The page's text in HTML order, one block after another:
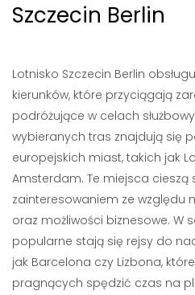
Szczecin Berlin
Lotnisko Szczecin Berlin
kierunków, które przyciągają
podróżujące w celach
wybieranych tras znajdują się
europejskich miast, takich jak
Amsterdam. Te miejsca cieszą
zainteresowaniem ze względu
oraz możliwości biznesowe. W
popularne stają się rejsy do
jak Barcelona czy Lizbona,
pragnących spędzić czas na